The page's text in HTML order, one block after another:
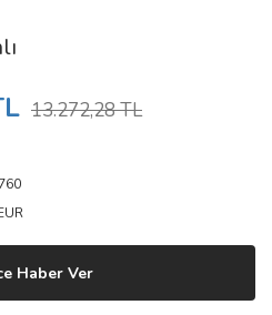
13.272,28 TL
Haber Ver